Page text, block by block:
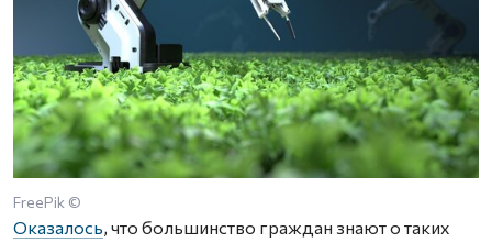
FreePik ©
Оказалось, что большинство граждан знают о таких